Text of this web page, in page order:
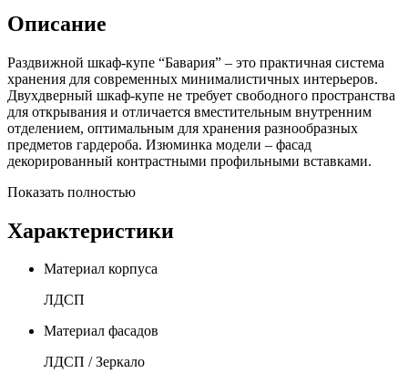
Описание
Раздвижной шкаф-купе “Бавария” – это практичная система
хранения для современных минималистичных интерьеров.
Двухдверный шкаф-купе не требует свободного пространства
для открывания и отличается вместительным внутренним
отделением, оптимальным для хранения разнообразных
предметов гардероба. Изюминка модели – фасад
декорированный контрастными профильными вставками.
Показать полностью
Характеристики
Материал корпуса
ЛДСП
Материал фасадов
ЛДСП / Зеркало